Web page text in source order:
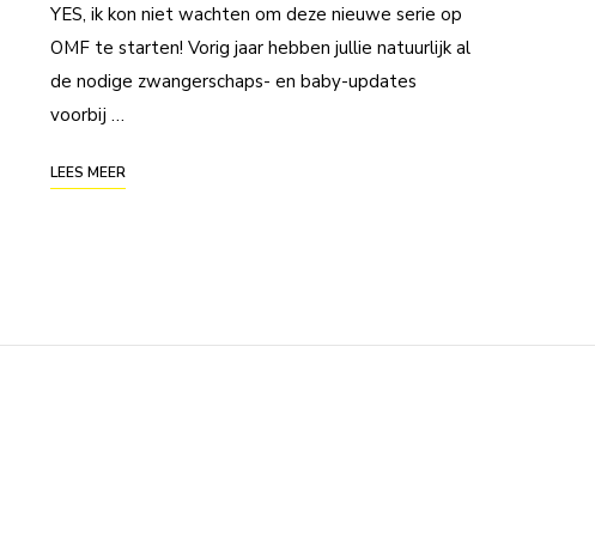
YES, ik kon niet wachten om deze nieuwe serie op
OMF te starten! Vorig jaar hebben jullie natuurlijk al
de nodige zwangerschaps- en baby-updates
voorbij …
LEES MEER